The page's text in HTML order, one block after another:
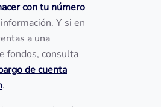
con tu número
Y si en
a una
fondos, consulta
de cuenta
.